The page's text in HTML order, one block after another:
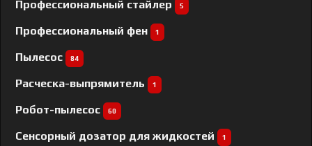
Профессиональный cтайлер 5
Профессиональный фен 1
Пылесос 84
Расческа-выпрямитель 1
Робот-пылесос 60
Сенсорный дозатор для жидкостей 1